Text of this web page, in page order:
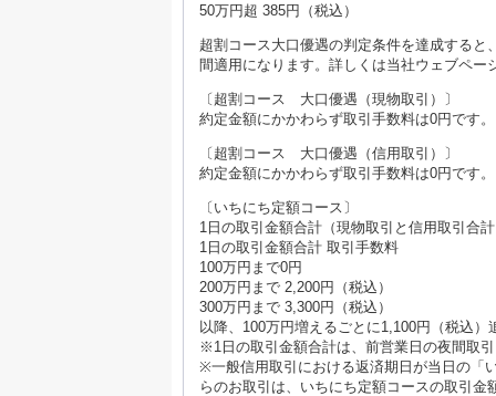
50万円超 385円（税込）
超割コース大口優遇の判定条件を達成する
間適用になります。詳しくは当社ウェブペー
〔超割コース 大口優遇（現物取引）〕
約定金額にかかわらず取引手数料は0円です。
〔超割コース 大口優遇（信用取引）〕
約定金額にかかわらず取引手数料は0円です。
〔いちにち定額コース〕
1日の取引金額合計（現物取引と信用取引合
1日の取引金額合計 取引手数料
100万円まで0円
200万円まで 2,200円（税込）
300万円まで 3,300円（税込）
以降、100万円増えるごとに1,100円（税込）
※1日の取引金額合計は、前営業日の夜間取
※一般信用取引における返済期日が当日の「
らのお取引は、いちにち定額コースの取引金